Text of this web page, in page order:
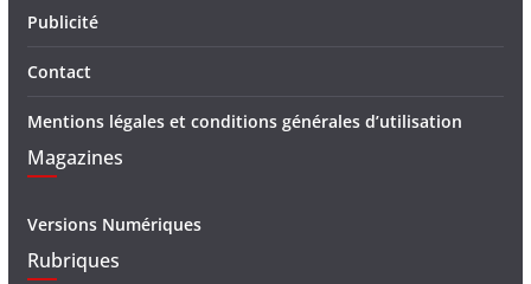
Publicité
Contact
Mentions légales et conditions générales d’utilisation
Magazines
Versions Numériques
Rubriques